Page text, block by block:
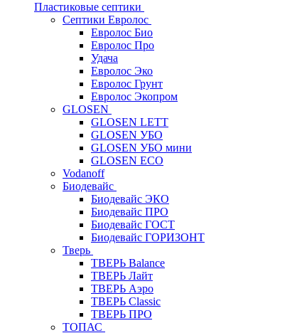
Пластиковые септики
Септики Евролос
Евролос Био
Евролос Про
Удача
Евролос Эко
Евролос Грунт
Евролос Экопром
GLOSEN
GLOSEN LETT
GLOSEN УБО
GLOSEN УБО мини
GLOSEN ECO
Vodanoff
Биодевайс
Биодевайс ЭКО
Биодевайс ПРО
Биодевайс ГОСТ
Биодевайс ГОРИЗОНТ
Тверь
ТВЕРЬ Balance
ТВЕРЬ Лайт
ТВЕРЬ Аэро
ТВЕРЬ Classic
ТВЕРЬ ПРО
ТОПАС